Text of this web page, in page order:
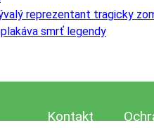
reprezentant tragicky
smrť legendy
Kontakt